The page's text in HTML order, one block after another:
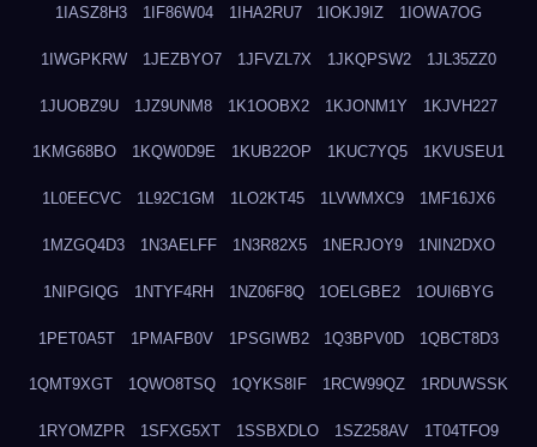
1IASZ8H3 1IF86W04 1IHA2RU7 1IOKJ9IZ 1IOWA7OG
1IWGPKRW 1JEZBYO7 1JFVZL7X 1JKQPSW2 1JL35ZZ0
1JUOBZ9U 1JZ9UNM8 1K1OOBX2 1KJONM1Y 1KJVH227
1KMG68BO 1KQW0D9E 1KUB22OP 1KUC7YQ5 1KVUSEU1
1L0EECVC 1L92C1GM 1LO2KT45 1LVWMXC9 1MF16JX6
1MZGQ4D3 1N3AELFF 1N3R82X5 1NERJOY9 1NIN2DXO
1NIPGIQG 1NTYF4RH 1NZ06F8Q 1OELGBE2 1OUI6BYG
1PET0A5T 1PMAFB0V 1PSGIWB2 1Q3BPV0D 1QBCT8D3
1QMT9XGT 1QWO8TSQ 1QYKS8IF 1RCW99QZ 1RDUWSSK
1RYOMZPR 1SFXG5XT 1SSBXDLO 1SZ258AV 1T04TFO9